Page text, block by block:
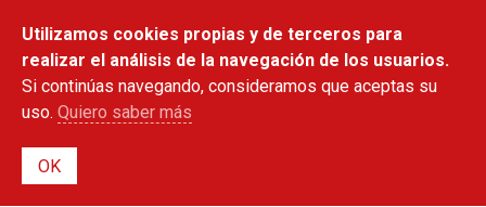
contenido
principal
Utilizamos cookies propias y de terceros para
realizar el análisis de la navegación de los usuarios.
Si continúas navegando, consideramos que aceptas su
uso. Quiero saber más